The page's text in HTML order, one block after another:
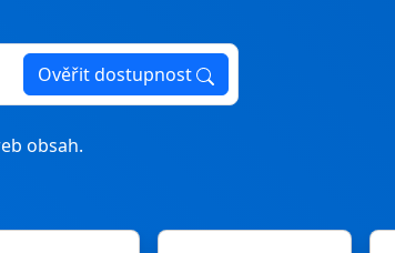
Ověřit dostupnost
obsah.